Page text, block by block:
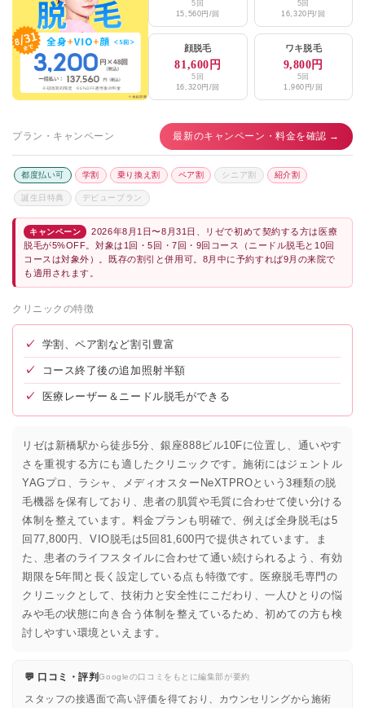
5回
15,560円/回
5回
16,320円/回
顔脱毛
81,600円
5回
16,320円/回
ワキ脱毛
9,800円
5回
1,960円/回
プラン・キャンペーン 最新のキャンペーン・料金を確認 →
都度払い可 学割 乗り換え割 ペア割 シニア割 紹介割
誕生日特典 デビュープラン
キャンペーン
2026年8月1日〜8月31日、リゼで初めて契約する方は医療
脱毛が5%OFF。対象は1回・5回・7回・9回コース（ニードル脱毛と10回
コースは対象外）。既存の割引と併用可。8月中に予約すれば9月の来院で
も適用されます。
クリニックの特徴
✓ 学割、ペア割など割引豊富
✓ コース終了後の追加照射半額
✓ 医療レーザー＆ニードル脱毛ができる
リゼは新橋駅から徒歩5分、銀座888ビル10Fに位置し、通いやす
さを重視する方にも適したクリニックです。施術にはジェントル
YAGプロ、ラシャ、メディオスターNeXTPROという3種類の脱
毛機器を保有しており、患者の肌質や毛質に合わせて使い分ける
体制を整えています。料金プランも明確で、例えば全身脱毛は5
回77,800円、VIO脱毛は5回81,600円で提供されています。ま
た、患者のライフスタイルに合わせて通い続けられるよう、有効
期限を5年間と長く設定している点も特徴です。医療脱毛専門の
クリニックとして、技術力と安全性にこだわり、一人ひとりの悩
みや毛の状態に向き合う体制を整えているため、初めての方も検
討しやすい環境といえます。
💬 口コミ・評判Googleの口コミをもとに編集部が要約
スタッフの接遇面で高い評価を得ており、カウンセリングから施術